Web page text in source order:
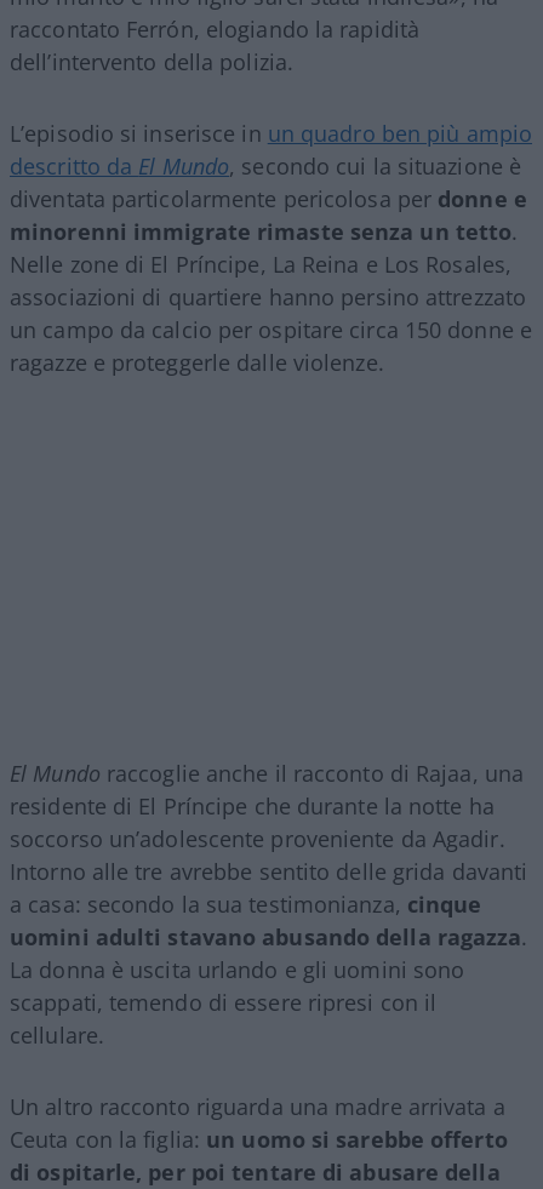
raccontato Ferrón, elogiando la rapidità
dell’intervento della polizia.
L’episodio si inserisce in un quadro ben più ampio
descritto da El Mundo, secondo cui la situazione è
diventata particolarmente pericolosa per donne e
minorenni immigrate rimaste senza un tetto.
Nelle zone di El Príncipe, La Reina e Los Rosales,
associazioni di quartiere hanno persino attrezzato
un campo da calcio per ospitare circa 150 donne e
ragazze e proteggerle dalle violenze.
El Mundo raccoglie anche il racconto di Rajaa, una
residente di El Príncipe che durante la notte ha
soccorso un’adolescente proveniente da Agadir.
Intorno alle tre avrebbe sentito delle grida davanti
a casa: secondo la sua testimonianza, cinque
uomini adulti stavano abusando della ragazza.
La donna è uscita urlando e gli uomini sono
scappati, temendo di essere ripresi con il
cellulare.
Un altro racconto riguarda una madre arrivata a
Ceuta con la figlia: un uomo si sarebbe offerto
di ospitarle, per poi tentare di abusare della